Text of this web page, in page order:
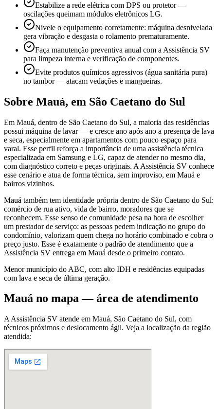
Estabilize a rede elétrica com DPS ou protetor —
oscilações queimam módulos eletrônicos LG.
Nivele o equipamento corretamente: máquina desnivelada
gera vibração e desgasta o rolamento prematuramente.
Faça manutenção preventiva anual com a Assistência SV
para limpeza interna e verificação de componentes.
Evite produtos químicos agressivos (água sanitária pura)
no tambor — atacam vedações e mangueiras.
Sobre Mauá, em São Caetano do Sul
Em Mauá, dentro de São Caetano do Sul, a maioria das residências
possui máquina de lavar — e cresce ano após ano a presença de lava
e seca, especialmente em apartamentos com pouco espaço para
varal. Esse perfil reforça a importância de uma assistência técnica
especializada em Samsung e LG, capaz de atender no mesmo dia,
com diagnóstico correto e peças originais. A Assistência SV conhece
esse cenário e atua de forma técnica, sem improviso, em Mauá e
bairros vizinhos.
Mauá também tem identidade própria dentro de São Caetano do Sul:
comércio de rua ativo, vida de bairro, moradores que se
reconhecem. Esse senso de comunidade pesa na hora de escolher
um prestador de serviço: as pessoas pedem indicação no grupo do
condomínio, valorizam quem chega no horário combinado e cobra o
preço justo. Esse é exatamente o padrão de atendimento que a
Assistência SV entrega em Mauá desde o primeiro contato.
Menor município do ABC, com alto IDH e residências equipadas
com lava e seca de última geração.
Mauá no mapa — área de atendimento
A Assistência SV atende em Mauá, São Caetano do Sul, com
técnicos próximos e deslocamento ágil. Veja a localização da região
atendida: